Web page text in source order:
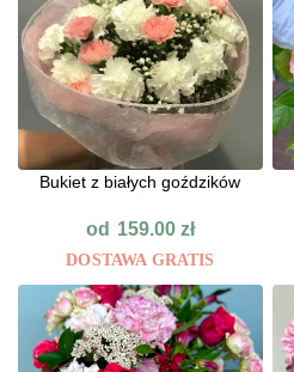
Bukiet z białych goździków
od 159.00 zł
DOSTAWA GRATIS